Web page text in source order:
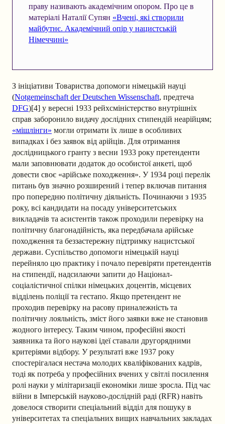
праву називають академічним опором. Про це в
матеріалі Наталії Супян «Вчені, які створили
майбутнє. Академічний опір у нацистській
Німеччині»
З ініціативи Товариства допомоги німецькій науці
(Notgemeinschaft der Deutschen Wissenschaft, предтеча
DFG)[4] у вересні 1933 рейхсміністерство внутрішніх
справ заборонило видачу дослідних стипендій неарійцям;
«мішлінги» могли отримати їх лише в особливих
випадках і без заявок від арійців. Для отримання
дослідницького гранту з весни 1933 року претенденти
мали заповнювати додаток до особистої анкеті, щоб
довести своє «арійське походження». У 1934 році перелік
питань був значно розширений і тепер включав питання
про попередню політичну діяльність. Починаючи з 1935
року, всі кандидати на посаду університетських
викладачів та асистентів також проходили перевірку на
політичну благонадійність, яка передбачала арійське
походження та беззастережну підтримку нацистської
держави. Суспільство допомоги німецькій науці
перейняло цю практику і почало перевіряти претендентів
на стипендії, надсилаючи запити до Націонал-
соціалістичної спілки німецьких доцентів, місцевих
відділень поліції та гестапо. Якщо претендент не
проходив перевірку на расову приналежність та
політичну лояльність, зміст його заявки вже не становив
жодного інтересу. Таким чином, професійні якості
заявника та його наукові ідеї ставали другорядними
критеріями відбору. У результаті вже 1937 року
спостерігалася нестача молодих кваліфікованих кадрів,
тоді як потреба у професійних вчених у світлі посилення
ролі науки у мілітаризації економіки лише зросла. Під час
війни в Імперській науково-дослідній раді (RFR) навіть
довелося створити спеціальний відділ для пошуку в
університетах та спеціальних вищих навчальних закладах